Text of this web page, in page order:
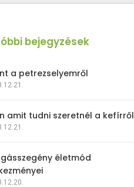
bejegyzések
a petrezselyemről
amit tudni szeretnél a kefírről
életmód